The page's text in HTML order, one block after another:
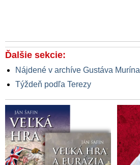
Ďalšie sekcie:
Nájdené v archíve Gustáva Murína
Týždeň podľa Terezy